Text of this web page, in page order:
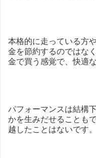
本格的に走っている方
金を節約するのではな
金で買う感覚で、快適
パフォーマンスは結構
かを生みだせることも
越したことはないです。